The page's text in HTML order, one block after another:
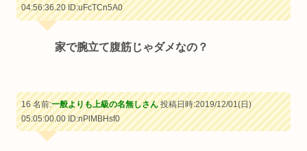
04:56:36.20ID:uFcTCn5A0
家で腕立て腹筋じゃダメなの？
16 名前:一般よりも上級の名無しさん投稿日時:2019/12/01(日)
05:05:00.00ID:nPlMBHsf0